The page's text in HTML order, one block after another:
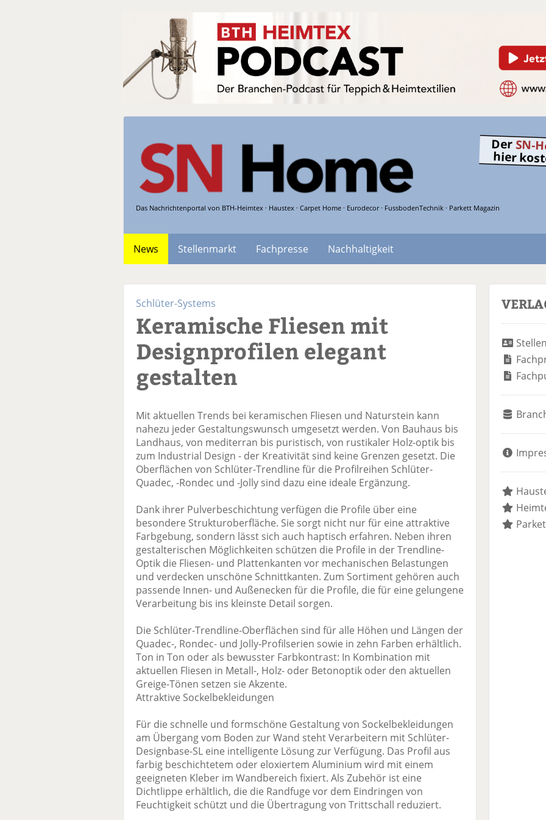
Das Nachrichtenportal von BTH-Heimtex · Haustex · Carpet Home · Eurodecor · FussbodenTechnik · Parkett Magazin
Der SN-
hier
News Stellenmarkt Fachpresse
Nachhaltigkeit
Schlüter-Systems
Keramische Fliesen mit
Designprofilen elegant
gestalten
Mit aktuellen Trends bei keramischen Fliesen und Naturstein kann
nahezu jeder Gestaltungswunsch umgesetzt werden. Von Bauhaus bis
Landhaus, von mediterran bis puristisch, von rustikaler Holz-optik bis
zum Industrial Design - der Kreativität sind keine Grenzen gesetzt. Die
Oberflächen von Schlüter-Trendline für die Profilreihen Schlüter-
Quadec, -Rondec und -Jolly sind dazu eine ideale Ergänzung.
Dank ihrer Pulverbeschichtung verfügen die Profile über eine
besondere Strukturoberfläche. Sie sorgt nicht nur für eine attraktive
Farbgebung, sondern lässt sich auch haptisch erfahren. Neben ihren
gestalterischen Möglichkeiten schützen die Profile in der Trendline-
Optik die Fliesen- und Plattenkanten vor mechanischen Belastungen
und verdecken unschöne Schnittkanten. Zum Sortiment gehören auch
passende Innen- und Außenecken für die Profile, die für eine gelungene
Verarbeitung bis ins kleinste Detail sorgen.
Die Schlüter-Trendline-Oberflächen sind für alle Höhen und Längen der
Quadec-, Rondec- und Jolly-Profilserien sowie in zehn Farben erhältlich.
Ton in Ton oder als bewusster Farbkontrast: In Kombination mit
aktuellen Fliesen in Metall-, Holz- oder Betonoptik oder den aktuellen
Greige-Tönen setzen sie Akzente.
Attraktive Sockelbekleidungen
Für die schnelle und formschöne Gestaltung von Sockelbekleidungen
am Übergang vom Boden zur Wand steht Verarbeitern mit Schlüter-
Designbase-SL eine intelligente Lösung zur Verfügung. Das Profil aus
farbig beschichtetem oder eloxiertem Aluminium wird mit einem
geeigneten Kleber im Wandbereich fixiert. Als Zubehör ist eine
Dichtlippe erhältlich, die die Randfuge vor dem Eindringen von
Feuchtigkeit schützt und die Übertragung von Trittschall reduziert.